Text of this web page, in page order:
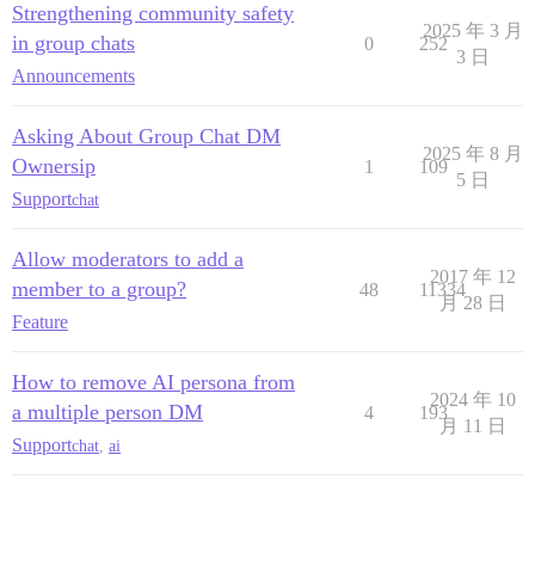
Strengthening community safety
in group chats
Announcements
0 252
2025 年 3 月
3 日
Asking About Group Chat DM
Ownersip
Supportchat
1 109
2025 年 8 月
5 日
Allow moderators to add a
member to a group?
Feature
48 11334
2017 年 12
月 28 日
How to remove AI persona from
a multiple person DM
Supportchat ai
4 193
2024 年 10
月 11 日